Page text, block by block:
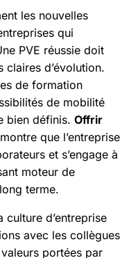
les nouvelles
qui
PVE réussie doit
d’évolution.
de formation
de mobilité
bien définis. Offrir
montre que l’entreprise
et s’engage à
moteur de
terme.
culture d’entreprise
avec les collègues
portées par